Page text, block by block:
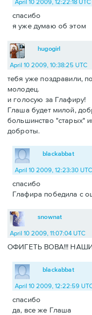
April 10 2009, 12:22:18 UTC
спасибо
я уже думаю об этом
hugogirl
April 10 2009, 10:38:25 UTC
тебя уже поздравили,
молодец.
и голосую за Глафиру!
Глаша будет милой,
большинство "старых"
доброты.
blackabbat
April 10 2009, 12:23:30 UTC
спасибо
Глафира победила с
snownat
April 10 2009, 11:07:04 UTC
ОФИГЕТЬ ВОВА!!!
blackabbat
April 10 2009, 12:22:59
спасибо
да, все же Глаша